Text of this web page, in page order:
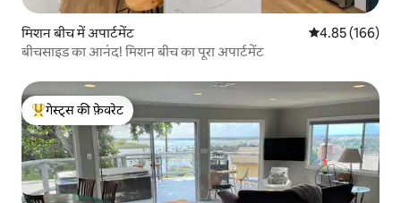
मिशन बीच में अपार्टमेंट औसत रेटिंग 5 में से
4.85 (166)
बीचसाइड का आनंद! मिशन बीच का पूरा अपार्टमेंट
गेस्ट्स का टॉप फ़ेवरेट
गेस्ट्स की फ़ेवरेट